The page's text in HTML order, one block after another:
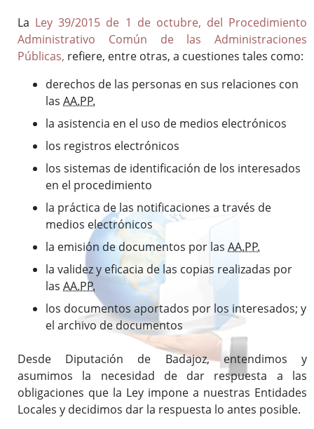
La Ley 39/2015 de 1 de octubre, del Procedimiento
Administrativo Común de las Administraciones
Públicas, refiere, entre otras, a cuestiones tales como:
derechos de las personas en sus relaciones con
las AA.PP.
la asistencia en el uso de medios electrónicos
los registros electrónicos
los sistemas de identificación de los interesados
en el procedimiento
la práctica de las notificaciones a través de
medios electrónicos
la emisión de documentos por las AA.PP.
la validez y eficacia de las copias realizadas por
las AA.PP.
los documentos aportados por los interesados; y
el archivo de documentos
Desde Diputación de Badajoz, entendimos y
asumimos la necesidad de dar respuesta a las
obligaciones que la Ley impone a nuestras Entidades
Locales y decidimos dar la respuesta lo antes posible.